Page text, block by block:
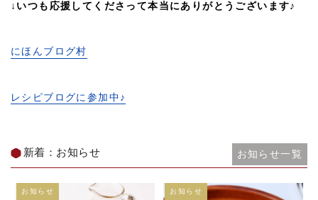
↓いつも応援してくださって本当にありがとうございます♪
にほんブログ村
レシピブログに参加中♪
新着：お知らせ お知らせ一覧
お知らせ お知らせ